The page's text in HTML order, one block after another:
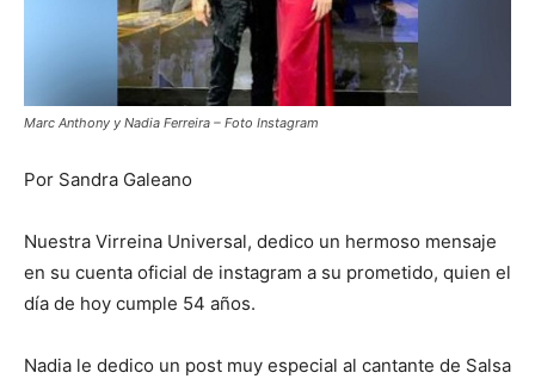
Marc Anthony y Nadia Ferreira – Foto Instagram
Por Sandra Galeano
Nuestra Virreina Universal, dedico un hermoso mensaje
en su cuenta oficial de instagram a su prometido, quien el
día de hoy cumple 54 años.
Nadia le dedico un post muy especial al cantante de Salsa